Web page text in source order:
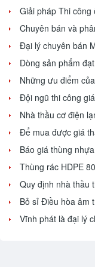
Giải pháp Thi
Chuyên bán và
Đại lý chuyên bán
Dòng sản phẩm
Những ưu điểm
Đội ngũ thi công
Nhà thầu cơ điện
Để mua được giá
Báo giá thùng
Thùng rác HDPE
Quy định nhà thầu
Bỏ sỉ Điều hòa âm
Vĩnh phát là đại lý